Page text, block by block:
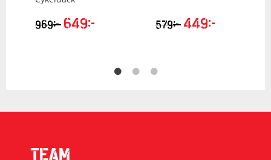
969kr Det
649kr 579kr Det
449kr